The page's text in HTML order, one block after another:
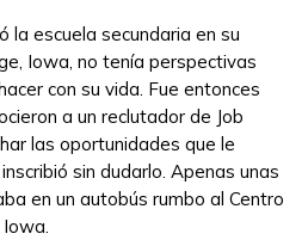
la escuela secundaria en su
Iowa, no tenía perspectivas
con su vida. Fue entonces
a un reclutador de Job
las oportunidades que le
sin dudarlo. Apenas unas
en un autobús rumbo al Centro
Iowa.